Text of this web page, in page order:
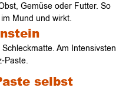
Gemüse oder Futter. So
Mund und wirkt.
Am Intensivsten
Paste.
selbst